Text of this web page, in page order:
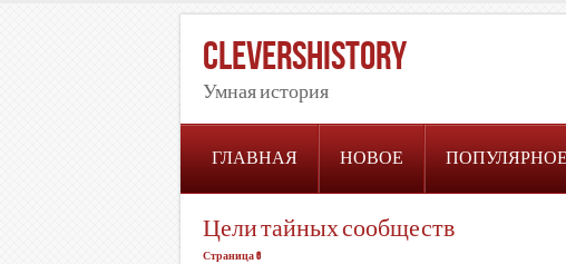
CleversHistory
Умная история
ГЛАВНАЯ НОВОЕ ПОПУЛЯРНОЕ
Цели тайных сообществ
Страница 6